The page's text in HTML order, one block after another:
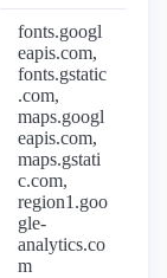
fonts.googl
eapis.com,
fonts.gstatic
.com,
maps.googl
eapis.com,
maps.gstati
c.com,
region1.goo
gle-
analytics.co
m